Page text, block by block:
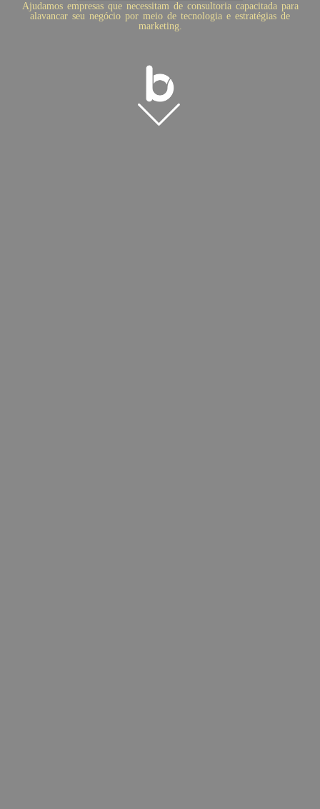
Ajudamos empresas que necessitam de consultoria capacitada para
alavancar seu negócio por meio de tecnologia e estratégias de
marketing.